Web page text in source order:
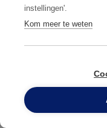
AFDICHTEN
SPOUWGATEN.
instellingen'.
Kom meer te weten